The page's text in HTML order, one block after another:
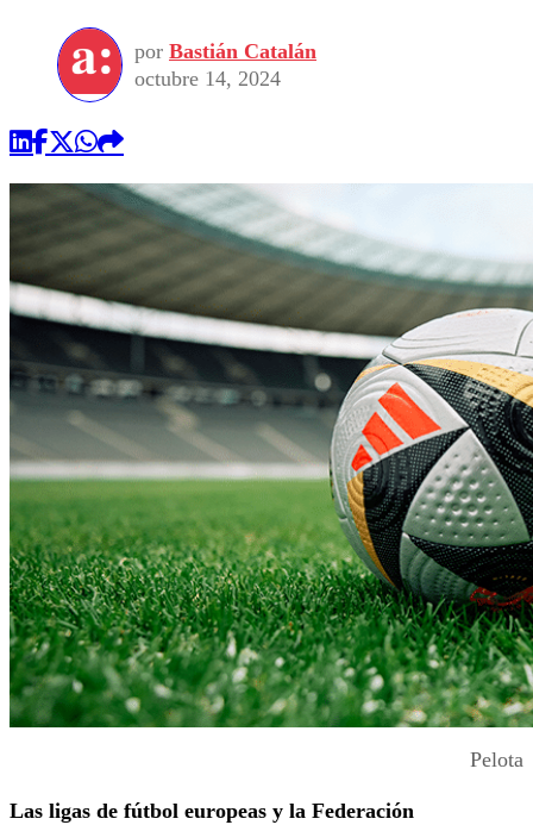
por Bastián Catalán
octubre 14, 2024
Pelota
Las ligas de fútbol europeas y la Federación